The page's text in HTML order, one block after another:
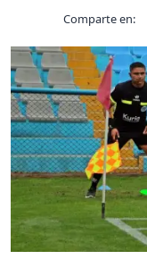
Comparte en: